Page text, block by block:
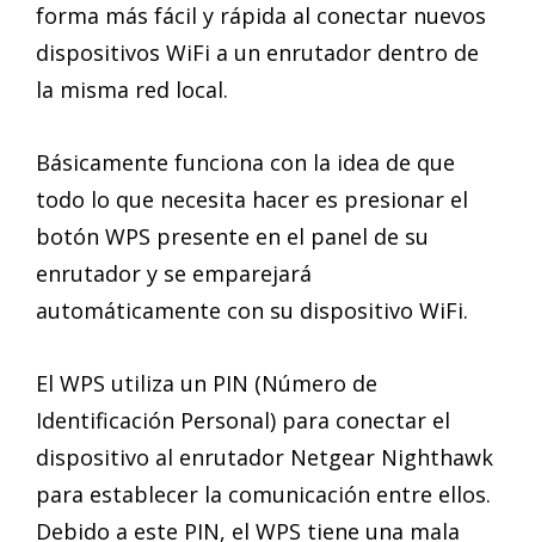
forma más fácil y rápida al conectar nuevos
dispositivos WiFi a un enrutador dentro de
la misma red local.
Básicamente funciona con la idea de que
todo lo que necesita hacer es presionar el
botón WPS presente en el panel de su
enrutador y se emparejará
automáticamente con su dispositivo WiFi.
El WPS utiliza un PIN (Número de
Identificación Personal) para conectar el
dispositivo al enrutador Netgear Nighthawk
para establecer la comunicación entre ellos.
Debido a este PIN, el WPS tiene una mala